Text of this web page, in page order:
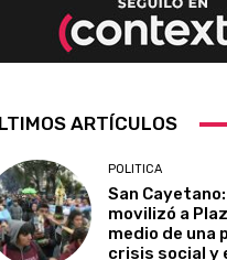
ARTÍCULOS
POLITICA
San
movilizó a
medio de una
crisis social y